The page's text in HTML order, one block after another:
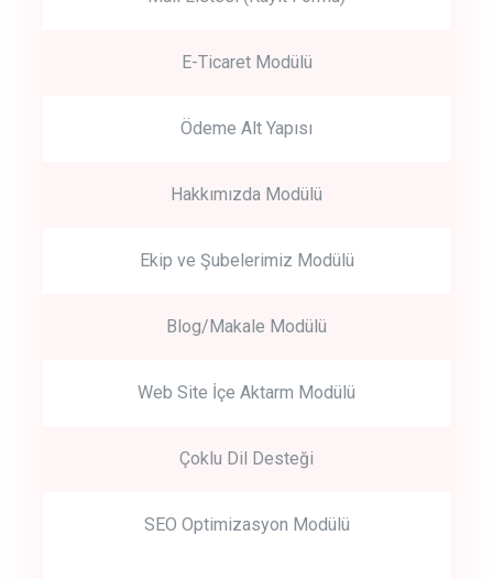
E-Ticaret Modülü
Ödeme Alt Yapısı
Hakkımızda Modülü
Ekip ve Şubelerimiz Modülü
Blog/Makale Modülü
Web Site İçe Aktarm Modülü
Çoklu Dil Desteği
SEO Optimizasyon Modülü